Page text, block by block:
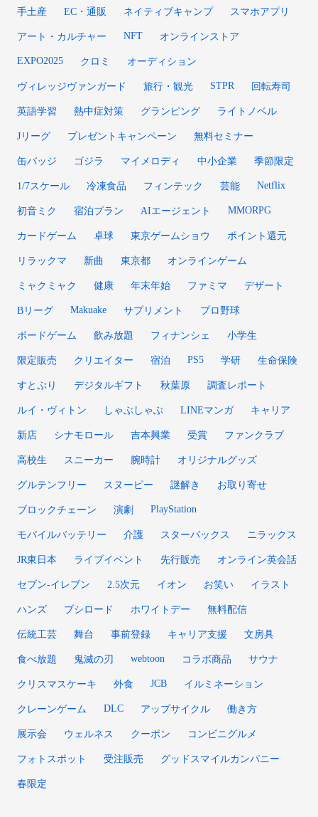
手土産 EC・通販 ネイティブキャンプ スマホアプリ
アート・カルチャー NFT オンラインストア
EXPO2025 クロミ オーディション
ヴィレッジヴァンガード 旅行・観光 STPR 回転寿司
英語学習 熱中症対策 グランピング ライトノベル
Jリーグ プレゼントキャンペーン 無料セミナー
缶バッジ ゴジラ マイメロディ 中小企業 季節限定
1/7スケール 冷凍食品 フィンテック 芸能 Netflix
初音ミク 宿泊プラン AIエージェント MMORPG
カードゲーム 卓球 東京ゲームショウ ポイント還元
リラックマ 新曲 東京都 オンラインゲーム
ミャクミャク 健康 年末年始 ファミマ デザート
Bリーグ Makuake サプリメント プロ野球
ボードゲーム 飲み放題 フィナンシェ 小学生
限定販売 クリエイター 宿泊 PS5 学研 生命保険
すとぷり デジタルギフト 秋葉原 調査レポート
ルイ・ヴィトン しゃぶしゃぶ LINEマンガ キャリア
新店 シナモロール 吉本興業 受賞 ファンクラブ
高校生 スニーカー 腕時計 オリジナルグッズ
グルテンフリー スヌーピー 謎解き お取り寄せ
ブロックチェーン 演劇 PlayStation
モバイルバッテリー 介護 スターバックス ニラックス
JR東日本 ライブイベント 先行販売 オンライン英会話
セブン-イレブン 2.5次元 イオン お笑い イラスト
ハンズ ブシロード ホワイトデー 無料配信
伝統工芸 舞台 事前登録 キャリア支援 文房具
食べ放題 鬼滅の刃 webtoon コラボ商品 サウナ
クリスマスケーキ 外食 JCB イルミネーション
クレーンゲーム DLC アップサイクル 働き方
展示会 ウェルネス クーポン コンビニグルメ
フォトスポット 受注販売 グッドスマイルカンパニー
春限定